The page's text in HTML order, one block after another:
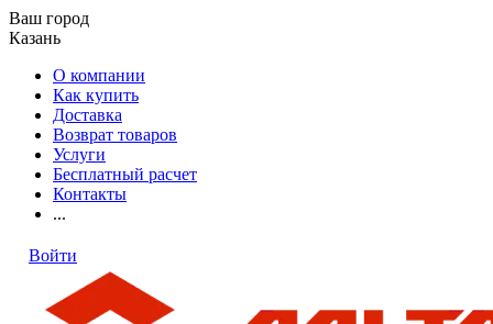
Ваш город
Казань
О компании
Как купить
Доставка
Возврат товаров
Услуги
Бесплатный расчет
Контакты
...
Войти